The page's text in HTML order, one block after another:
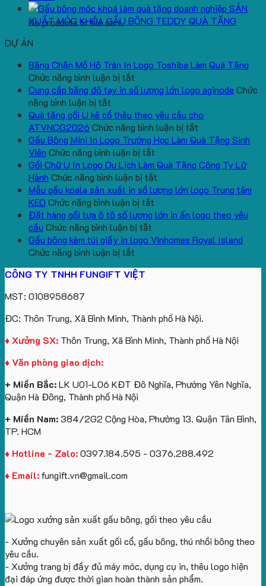
No products in the cart.
SẢN
XUẤT MÓC KHÓA GẤU BÔNG TEDDY QUÀ TẶNG
DỰ ÁN
Băng Chặn Mồ Hô Trán In Logo Toshiba Làm Quà Tặng
Chức năng bình luận bị tắt
Băng
Mồ
Hô
Trán
In
Logo
Toshiba
Làm
Quà
Tặng
Cung cấp băng đô tay in số lượng lớn logo aginode Chức
năng bình luận bị tắt
Cung
cấp
băng
đô
tay
in
số
lượng
lớn
logo
aginode
Quà tặng gối U kê cổ thêu theo yêu cầu cho
ATVNCG2026 Chức năng bình luận bị tắt
Quà
gối
kê
thêu
yêu
Gấu Bông Mini In Logo Trường Học Làm Quà Tặng Sinh
Viên Chức năng bình luận bị tắt
Gấu
Bông
Mini
Logo
Học
Gối Chữ U In Logo Du Lịch Làm Quà Tặng Công Ty Lữ
Hành Chức năng bình luận bị tắt
Gối
U
Logo
Công
Ty
Lữ
Mẫu gấu koala sản xuất in số lượng lớn logo Trung tâm
KEO Chức năng bình luận bị tắt
Mẫu
koala
lớn
logo
Trung
Đặt hàng gối tựa ô tô số lượng lớn in ấn logo theo yêu
cầu Chức năng bình luận bị tắt
Đặt
số
lượng
lớn
theo
cầu
Gấu bông kèm túi giấy in logo Vinhomes Royal Island
Chức năng bình luận bị tắt
bông
giấy
logo
CÔNG TY TNHH FUNGIFT VIỆT
MST: 0108958687
ĐC: Thôn Trung, Xã Bình Minh, Thành phố Hà Nội.
♦ Xưởng SX: Thôn Trung, Xã Bình Minh, Thành phố Hà Nội
♦ Văn phòng giao dịch:
+ Miền Bắc:LK U01-L06 KĐT Đô Nghĩa, Phường Yên Nghĩa,
Quận Hà Đông, Thành phố Hà Nội
+ Miền Nam:384/2G2 Cộng Hòa, Phường 13. Quận Tân Bình,
TP. HCM
♦ Hotline - Zalo:0397.184.595 - 0376.288.492
♦ Email:fungift.vn@gmail.com
- Xưởng chuyên sản xuất gối cổ, gấu bông, thú nhồi bông theo
yêu cầu.
- Xưởng trang bị đầy đủ máy móc, dụng cụ in, thêu logo hiện
đại đáp ứng được thời gian hoàn thành sản phẩm.